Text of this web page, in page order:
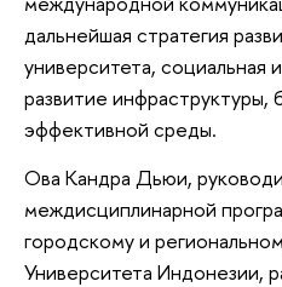
дальнейшая стратегия
университета, социальная
развитие инфраструктуры,
эффективной среды.
Ова Кандра Дьюи,
междисциплинарной
городскому и
Университета Индонезии,